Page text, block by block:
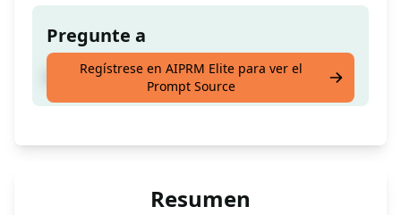
Pregunte a
Meta SEO amigable
Regístrese en AIPRM Elite para ver el
Prompt Source
Resumen